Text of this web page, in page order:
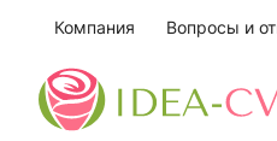
Компания Вопросы и